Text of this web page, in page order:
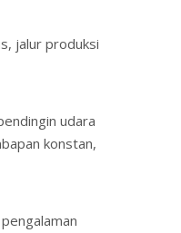
jalur produksi
udara
konstan,